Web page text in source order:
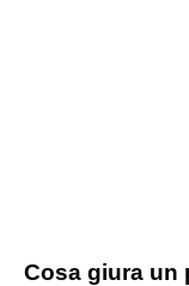
Cosa giura un